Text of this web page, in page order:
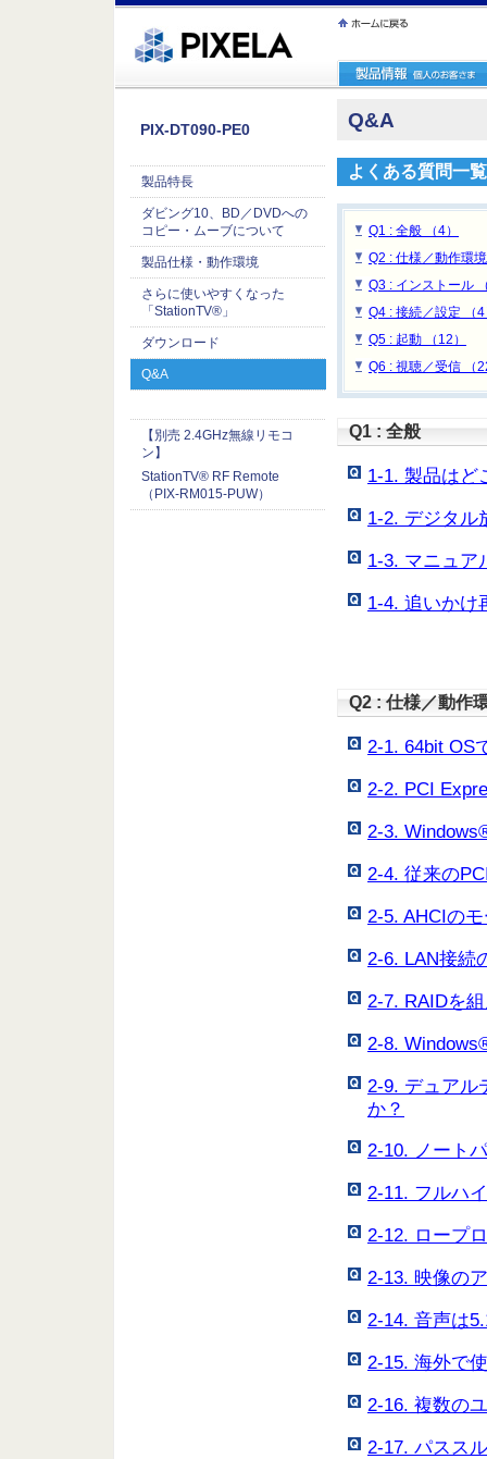
繝ｳ繧ｯ縺ｧ縺吶�
PIX-DT090-PE0
製品特長
ダビング10、BD／DVDへの
コピー・ムーブについて
製品仕様・動作環境
さらに使いやすくなった
「StationTV®」
ダウンロード
Q&A
【別売 2.4GHz無線リモコ
ン】
StationTV® RF Remote
（PIX-RM015-PUW）
Q&A
よくある質問一覧
Q1 : 全般 （4）
Q2 : 仕様／動作環
Q3 : インストール
Q4 : 接続／設定 （
Q5 : 起動 （12）
Q6 : 視聴／受信 （
Q1 : 全般
1-1. 製品はど
1-2. デジタル
1-3. マニュア
1-4. 追いかけ
Q2 : 仕様／動作
2-1. 64bit OS
2-2. PCI
2-3.
2-4. 従来の
2-5. AHCIの
2-6. LAN接続
2-7. RAIDを
2-8.
2-9. デュアル
か？
2-10. ノート
2-11. フルハ
2-12. ロープ
2-13. 映像の
2-14. 音声は
2-15. 海外で
2-16. 複数の
2-17. パスス